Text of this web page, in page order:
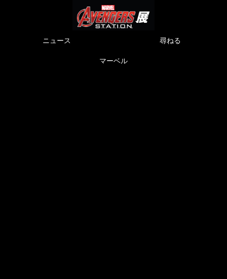
ニュース 尋ねる
マーベル